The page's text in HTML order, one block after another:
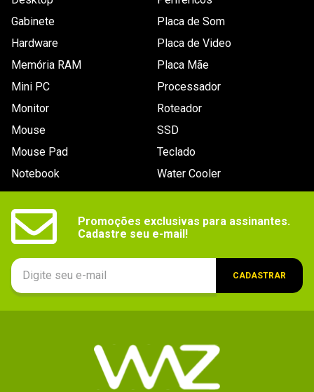
Gabinete
Hardware
Memória RAM
Mini PC
Monitor
Mouse
Mouse Pad
Notebook
Placa de Som
Placa de Video
Placa Mãe
Processador
Roteador
SSD
Teclado
Water Cooler
Promoções exclusivas para assinantes.
Cadastre seu e-mail!
CADASTRAR